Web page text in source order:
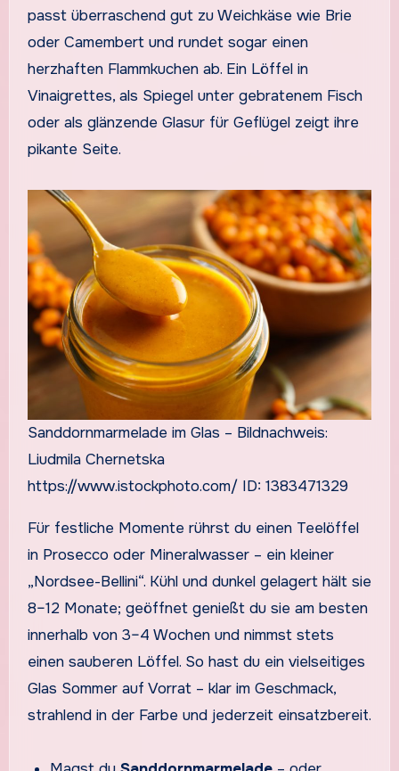
passt überraschend gut zu Weichkäse wie Brie
oder Camembert und rundet sogar einen
herzhaften Flammkuchen ab. Ein Löffel in
Vinaigrettes, als Spiegel unter gebratenem Fisch
oder als glänzende Glasur für Geflügel zeigt ihre
pikante Seite.
Sanddornmarmelade im Glas – Bildnachweis:
Liudmila Chernetska
https://www.istockphoto.com/ ID: 1383471329
Für festliche Momente rührst du einen Teelöffel
in Prosecco oder Mineralwasser – ein kleiner
„Nordsee-Bellini“. Kühl und dunkel gelagert hält sie
8–12 Monate; geöffnet genießt du sie am besten
innerhalb von 3–4 Wochen und nimmst stets
einen sauberen Löffel. So hast du ein vielseitiges
Glas Sommer auf Vorrat – klar im Geschmack,
strahlend in der Farbe und jederzeit einsatzbereit.